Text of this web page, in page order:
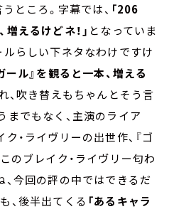
ところ。字幕では、 「206
えるけどネ！」 となっていま
ルらしい下ネタなわけですけ
ール』を観ると一本、増える
、吹き替えもちゃんとそう言
までもなく、主演のライア
・ライヴリーの出世作、『ゴ
のブレイク・ライヴリー匂わ
、今回の評の中ではできるだ
、後半出てくる 「あるキャラ